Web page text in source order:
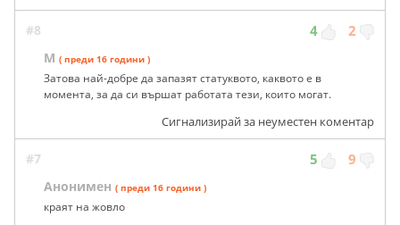
#8 4 2
M ( преди 16 години )
Затова най-добре да запазят статуквото, каквото е в
момента, за да си вършат работата тези, които могат.
Сигнализирай за неуместен коментар
#7 5 9
Анонимен ( преди 16 години )
краят на жовло